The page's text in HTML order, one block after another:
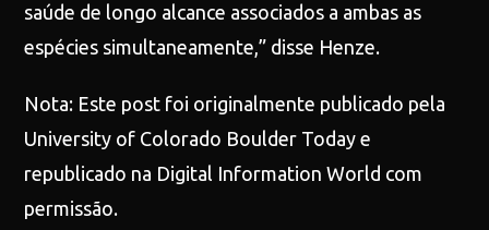
saúde de longo alcance associados a ambas as
espécies simultaneamente,” disse Henze.
Nota: Este post foi originalmente publicado pela
University of Colorado Boulder Today e
republicado na Digital Information World com
permissão.